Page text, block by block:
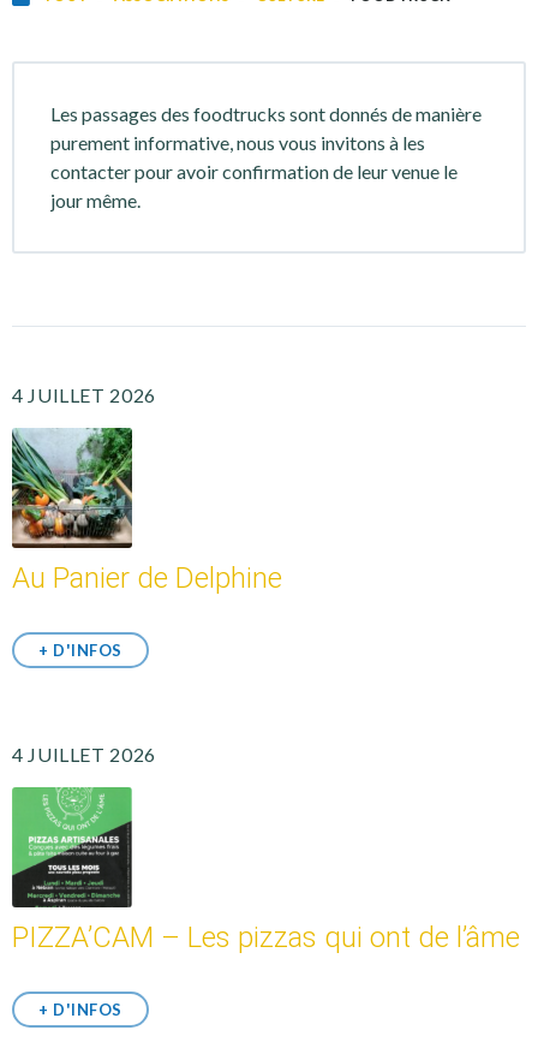
Les passages des foodtrucks sont donnés de manière
purement informative, nous vous invitons à les
contacter pour avoir confirmation de leur venue le
jour même.
4 JUILLET 2026
Au Panier de Delphine
+ D'INFOS
4 JUILLET 2026
PIZZA’CAM – Les pizzas qui ont de l’âme
+ D'INFOS